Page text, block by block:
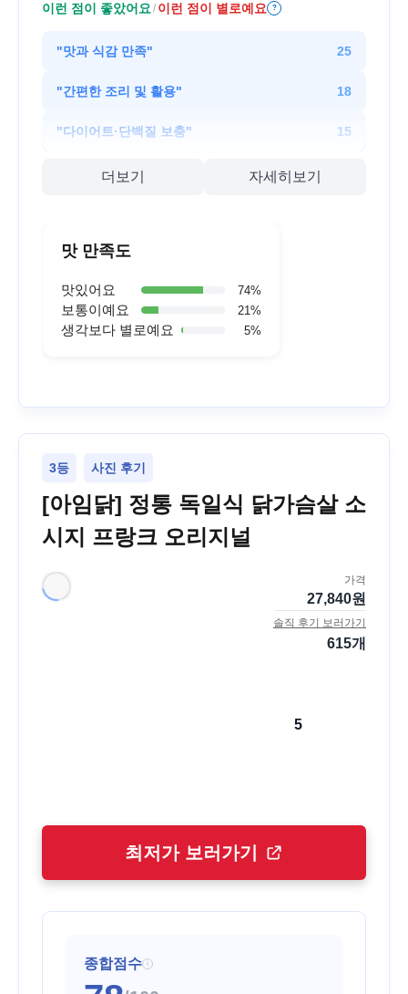
이런 점이 좋았어요/ 이런 점이 별로예요 ?
"맛과 식감 만족" 25
"간편한 조리 및 활용" 18
"다이어트·단백질 보충" 15
더보기 자세히보기
맛 만족도
맛있어요 74%
보통이예요 21 %
생각보다 별로예요 5%
3등 사진 후기
[아임닭] 정통 독일식 닭가슴살 소
시지 프랑크 오리지널
가격
27,840원
솔직 후기 보러가기
615개
5
최저가 보러가기
종합점수 i